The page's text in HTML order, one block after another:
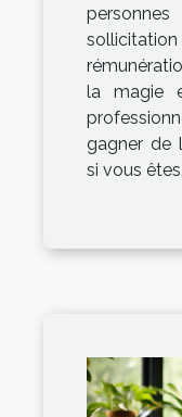
la magie
gagner de
si vous